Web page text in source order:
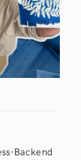
Backend